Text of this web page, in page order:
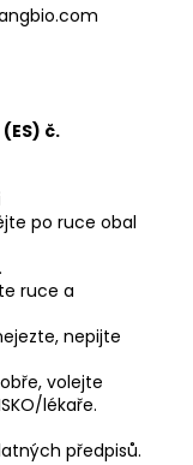
č.
po ruce obal
ruce a
nepijte
volejte
lékaře.
předpisů.